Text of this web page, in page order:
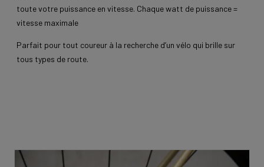
toute votre puissance en vitesse. Chaque watt de puissance =
vitesse maximale
Parfait pour tout coureur à la recherche d’un vélo qui brille sur
tous types de route.